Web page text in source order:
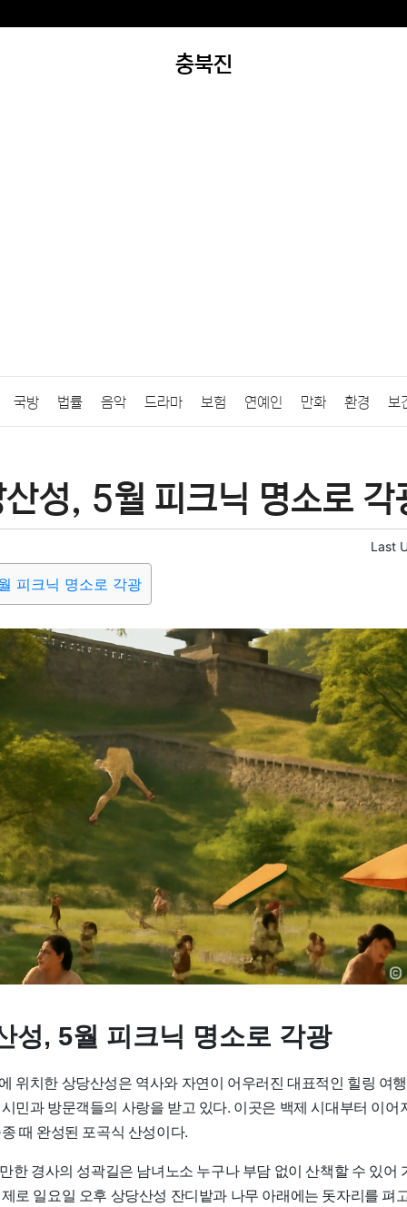
충북진
국방 법률 음악 드라마 보험 연예인 만화 환경 보
정치 건강 의료 의학 경제 마케팅 부동산 외국어
성, 5월 피크닉 명소로 각
Last
피크닉 명소로 각광
성, 5월 피크닉 명소로 각광
위치한 상당산성은 역사와 자연이 어우러진 대표적인 힐링 여
민과 방문객들의 사랑을 받고 있다. 이곳은 백제 시대부터 이어
때 완성된 포곡식 산성이다.
한 경사의 성곽길은 남녀노소 누구나 부담 없이 산책할 수 있어
로 일요일 오후 상당산성 잔디밭과 나무 아래에는 돗자리를 펴